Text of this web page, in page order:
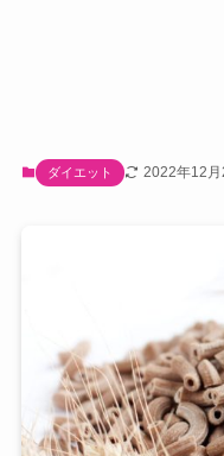
ダイエット 2022年12月